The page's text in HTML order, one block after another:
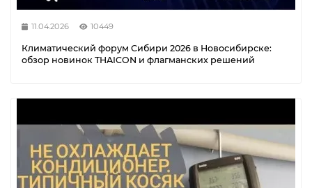
11.04.2026 10449
Климатический форум Сибири 2026 в Новосибирске:
обзор новинок THAICON и флагманских решений